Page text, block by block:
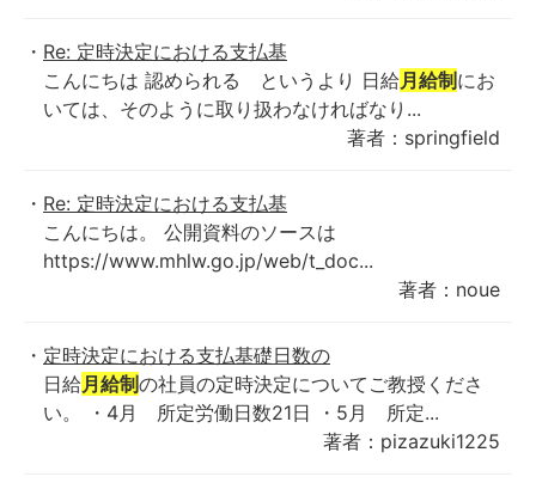
Re: 定時決定における支払基
こんにちは 認められる というより 日給月給制 にお
いては、そのように取り扱わなければなり...
著者：springfield
Re: 定時決定における支払基
こんにちは。 公開資料のソースは
https://www.mhlw.go.jp/web/t_doc...
著者：noue
定時決定における支払基礎日数の
日給月給制の社員の定時決定についてご教授くださ
い。 ・4月 所定労働日数21日 ・5月 所定...
著者：pizazuki1225